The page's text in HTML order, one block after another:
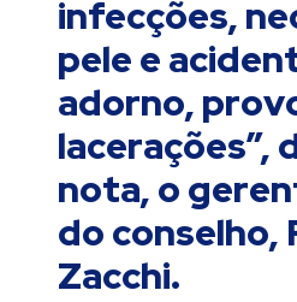
infecções,
pele e
adorno,
lacerações”,
nota, o
do conselho,
Zacchi.